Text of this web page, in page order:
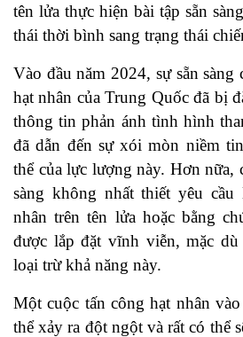
tên lửa thực hiện bài tập sẵn
thái thời bình sang trạng thái
Vào đầu năm 2024, sự sẵn
hạt nhân của Trung Quốc đã bị
thông tin phản ánh tình hình
đã dẫn đến sự xói mòn niềm
thể của lực lượng này. Hơn nữa,
sàng không nhất thiết yêu cầu
nhân trên tên lửa hoặc bằng
được lắp đặt vĩnh viễn, mặc
loại trừ khả năng này.
Một cuộc tấn công hạt nhân
thể xảy ra đột ngột và rất có thể